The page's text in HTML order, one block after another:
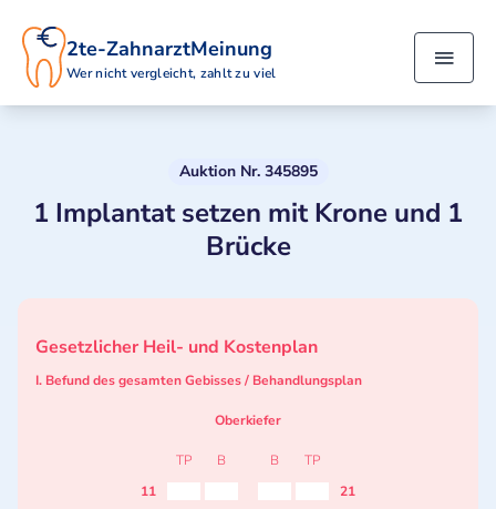
2te-ZahnarztMeinung
Wer nicht vergleicht, zahlt zu viel
Auktion Nr. 345895
1 Implantat setzen mit Krone und 1
Brücke
Gesetzlicher Heil- und Kostenplan
I. Befund des gesamten Gebisses / Behandlungsplan
Oberkiefer
TP B B
TP
11
21